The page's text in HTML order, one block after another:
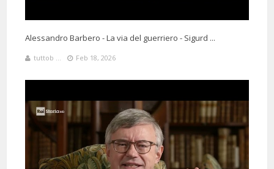
Alessandro Barbero - La via del guerriero - Sigurd ...
tuttob ... Feb 18, 2026